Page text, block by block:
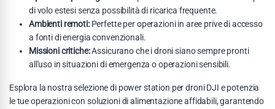
di volo estesi senza possibilità di ricarica frequente.
Ambienti remoti:Perfette per operazioni in aree prive di accesso
a fonti di energia convenzionali.
Missioni critiche:Assicurano che i droni siano sempre pronti
all'uso in situazioni di emergenza o operazioni sensibili.
Esplora la nostra selezione di power station per droni DJI e potenzia
le tue operazioni con soluzioni di alimentazione affidabili, garantendo